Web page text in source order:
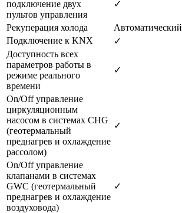
подключение двух
пультов управления
✓
Рекуперация холода Автоматический
Подключение к KNX
✓
Доступность всех
параметров работы в
режиме реального
времени
✓
On/Off управление
циркуляционным
насосом в системах CHG
(геотермальный
преднагрев и охлаждение
рассолом)
✓
On/Off управление
клапанами в системах
GWC (геотермальный
преднагрев и охлаждение
воздуховода)
✓